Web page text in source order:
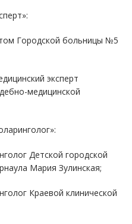
Городской больницы №5
эксперт
медицинской
Детской городской
Мария Зулинская;
Краевой клинической